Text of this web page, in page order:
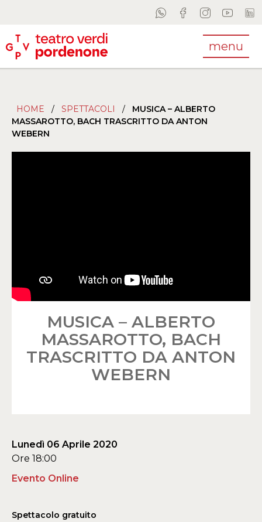
menu
HOME / SPETTACOLI /
MUSICA – ALBERTO
MASSAROTTO, BACH TRASCRITTO DA ANTON
WEBERN
MUSICA – ALBERTO
MASSAROTTO, BACH
TRASCRITTO DA ANTON
WEBERN
Lunedì 06 Aprile 2020
Ore 18:00
Evento Online
Spettacolo gratuito